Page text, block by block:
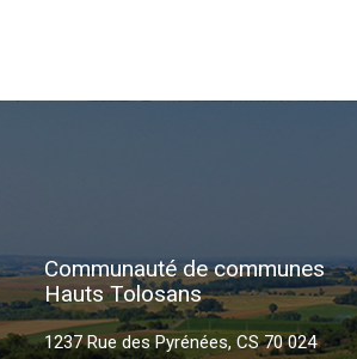
Communauté de communes
Hauts Tolosans
1237 Rue des Pyrénées, CS 70 024